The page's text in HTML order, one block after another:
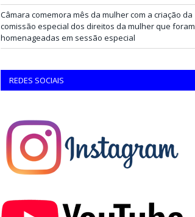
Câmara comemora mês da mulher com a criação da
comissão especial dos direitos da mulher que foram
homenageadas em sessão especial
REDES SOCIAIS